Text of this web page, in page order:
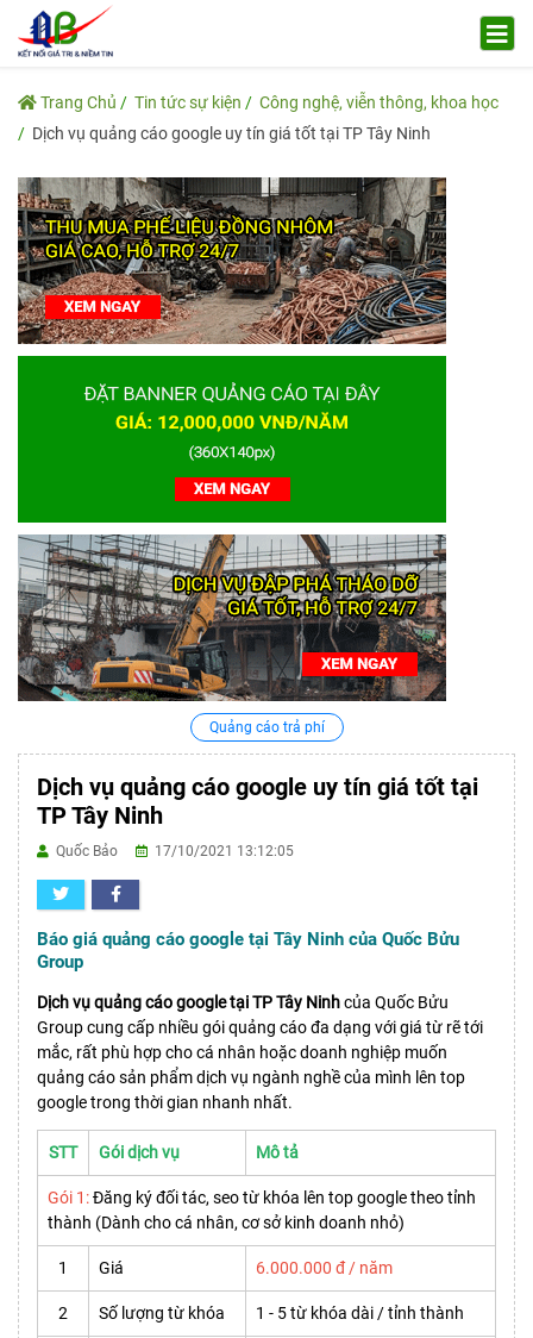
Trang Chủ Tin tức sự kiện
Công nghệ, viễn thông, khoa học
Dịch vụ quảng cáo google uy tín giá tốt tại TP Tây Ninh
Quảng cáo trả phí
Dịch vụ quảng cáo google uy tín giá tốt tại
TP Tây Ninh
Quốc Bảo 17/10/2021 13:12:05
Báo giá quảng cáo google tại Tây Ninh của Quốc Bửu
Group
Dịch vụ quảng cáo google tại TP Tây Ninhcủa Quốc Bửu
Group cung cấp nhiều gói quảng cáo đa dạng với giá từ rẽ tới
mắc, rất phù hợp cho cá nhân hoặc doanh nghiệp muốn
quảng cáo sản phẩm dịch vụ ngành nghề của mình lên top
google trong thời gian nhanh nhất.
STT Gói dịch vụ Mô tả
Gói 1:Đăng ký đối tác, seo từ khóa lên top google theo tỉnh
thành (Dành cho cá nhân, cơ sở kinh doanh nhỏ)
1 Giá 6.000.000 đ / năm
2 Số lượng từ khóa 1 - 5 từ khóa dài / tỉnh thành